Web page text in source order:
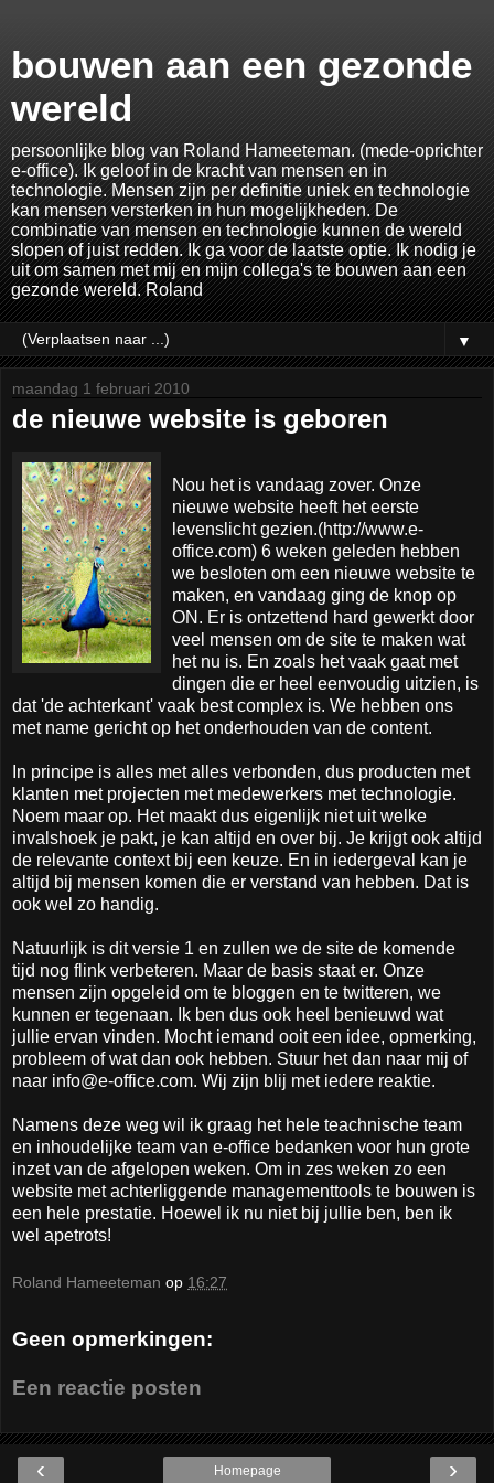
bouwen aan een gezonde
wereld
persoonlijke blog van Roland Hameeteman. (mede-oprichter
e-office). Ik geloof in de kracht van mensen en in
technologie. Mensen zijn per definitie uniek en technologie
kan mensen versterken in hun mogelijkheden. De
combinatie van mensen en technologie kunnen de wereld
slopen of juist redden. Ik ga voor de laatste optie. Ik nodig je
uit om samen met mij en mijn collega's te bouwen aan een
gezonde wereld. Roland
▼
maandag 1 februari 2010
de nieuwe website is geboren
Nou het is vandaag zover. Onze
nieuwe website heeft het eerste
levenslicht gezien.(http://www.e-
office.com) 6 weken geleden hebben
we besloten om een nieuwe website te
maken, en vandaag ging de knop op
ON. Er is ontzettend hard gewerkt door
veel mensen om de site te maken wat
het nu is. En zoals het vaak gaat met
dingen die er heel eenvoudig uitzien, is
dat 'de achterkant' vaak best complex is. We hebben ons
met name gericht op het onderhouden van de content.
In principe is alles met alles verbonden, dus producten met
klanten met projecten met medewerkers met technologie.
Noem maar op. Het maakt dus eigenlijk niet uit welke
invalshoek je pakt, je kan altijd en over bij. Je krijgt ook altijd
de relevante context bij een keuze. En in iedergeval kan je
altijd bij mensen komen die er verstand van hebben. Dat is
ook wel zo handig.
Natuurlijk is dit versie 1 en zullen we de site de komende
tijd nog flink verbeteren. Maar de basis staat er. Onze
mensen zijn opgeleid om te bloggen en te twitteren, we
kunnen er tegenaan. Ik ben dus ook heel benieuwd wat
jullie ervan vinden. Mocht iemand ooit een idee, opmerking,
probleem of wat dan ook hebben. Stuur het dan naar mij of
naar info@e-office.com. Wij zijn blij met iedere reaktie.
Namens deze weg wil ik graag het hele teachnische team
en inhoudelijke team van e-office bedanken voor hun grote
inzet van de afgelopen weken. Om in zes weken zo een
website met achterliggende managementtools te bouwen is
een hele prestatie. Hoewel ik nu niet bij jullie ben, ben ik
wel apetrots!
Roland Hameeteman op 16:27
Geen opmerkingen:
Een reactie posten
‹ ›
Homepage